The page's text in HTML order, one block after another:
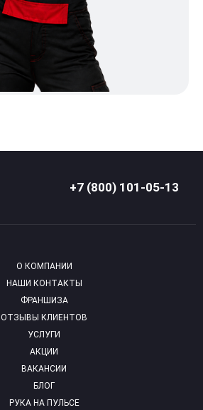
+7 (800) 101-05-13
О КОМПАНИИ
НАШИ КОНТАКТЫ
ФРАНШИЗА
ОТЗЫВЫ КЛИЕНТОВ
УСЛУГИ
АКЦИИ
ВАКАНСИИ
БЛОГ
РУКА НА ПУЛЬСЕ